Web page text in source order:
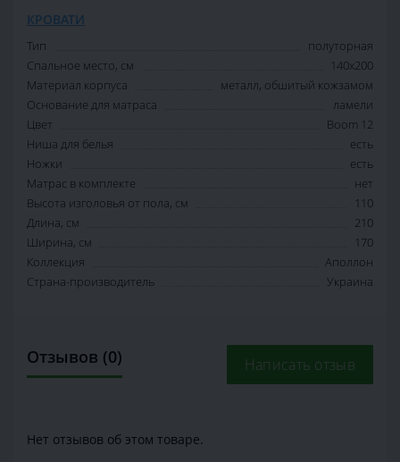
КРОВАТИ
Тип
полуторная
Спальное место, см
140х200
Материал корпуса
металл, обшитый кожзамом
Основание для матраса
ламели
Цвет
Boom 12
Ниша для белья
есть
Ножки
есть
Матрас в комплекте
нет
Высота изголовья от пола, см
110
Длина, см
210
Ширина, см
170
Коллекция
Аполлон
Страна-производитель
Украина
Отзывов (0) Написать отзыв
Нет отзывов об этом товаре.